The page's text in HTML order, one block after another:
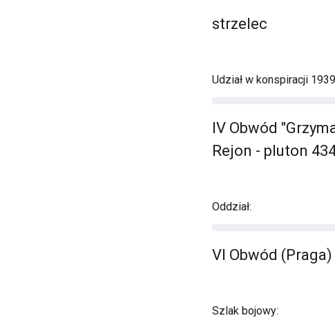
strzelec
Udział w konspiracji
IV Obwód
Rejon - pluton
Oddział:
VI Obwód
Szlak bojowy: